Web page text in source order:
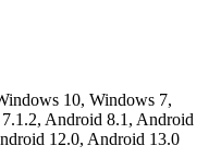
10, Windows 7,
Android 8.1, Android
12.0, Android 13.0